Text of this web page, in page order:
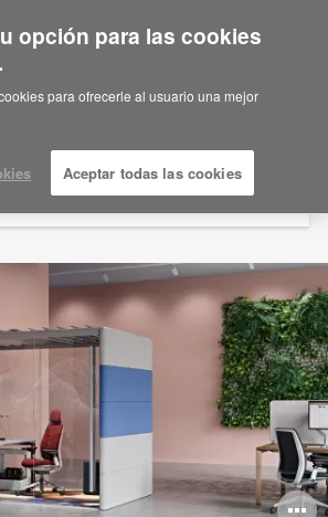
you in United States?
you like to see Products we sell in
region?
opción para las cookies
para ofrecerle al usuario una mejor
Aceptar todas las cookies